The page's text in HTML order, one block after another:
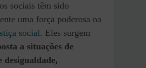
sociais têm sido
uma força poderosa na
social. Eles surgem
a situações de
desigualdade,